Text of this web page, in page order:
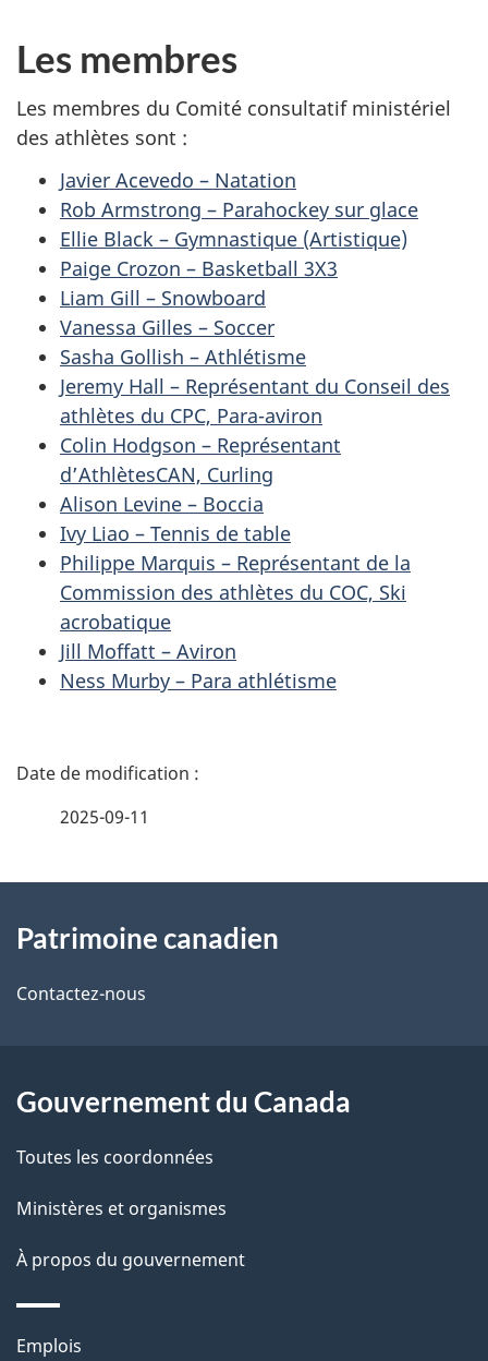
Les membres
Les membres du Comité consultatif ministériel
des athlètes sont :
Javier Acevedo – Natation
Rob Armstrong – Parahockey sur glace
Ellie Black – Gymnastique (Artistique)
Paige Crozon – Basketball 3X3
Liam Gill – Snowboard
Vanessa Gilles – Soccer
Sasha Gollish – Athlétisme
Jeremy Hall – Représentant du Conseil des
athlètes du CPC, Para-aviron
Colin Hodgson – Représentant
d’AthlètesCAN, Curling
Alison Levine – Boccia
Ivy Liao – Tennis de table
Philippe Marquis – Représentant de la
Commission des athlètes du COC, Ski
acrobatique
Jill Moffatt – Aviron
Ness Murby – Para athlétisme
D
i
l
d
e
p
a
2025-09-11
propos
de
site
Patrimoine canadien
Contactez-nous
Gouvernement du Canada
Toutes les coordonnées
Ministères et organismes
À propos du gouvernement
Thèmes
Emplois